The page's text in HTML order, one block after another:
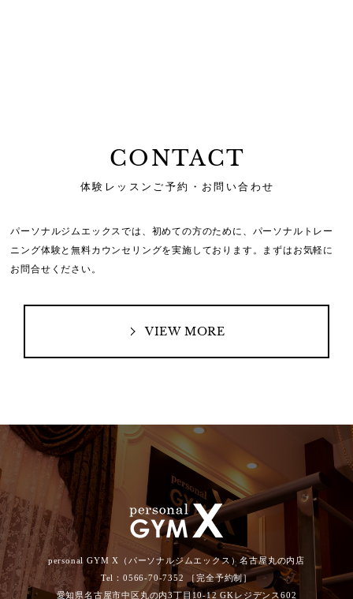
CONTACT
体験レッスンご予約・お問い合わせ
パーソナルジムエックスでは、初めての方のために、 パーソナルトレー
ニング体験と無料カウンセリングを実施しております。
まずはお気軽に
お問合せください。
VIEW MORE
personal GYM X（パーソナルジムエックス）名古屋丸の内店
Tel：0566-70-7352 ［完全予約制］
愛知県名古屋市中区丸の内3丁目10-12 GKレジデンス602